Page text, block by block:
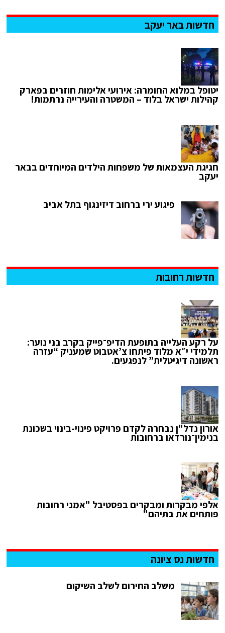
חדשות באר יעקב
יטופל במלוא החומרה: אירועי אלימות חוזרים בפארק
קהילות ישראל בלוד – המשטרה והעירייה נרתמות!
חגיגת העצמאות של משפחות הילדים המיוחדים בבאר
יעקב
פיגוע ירי ברחוב דיזינגוף בתל אביב
חדשות רחובות
על רקע העלייה בתופעת הדיפ־פייק בקרב בני נוער:
תלמידי י״א מלוד פיתחו צ’אטבוט שמעניק “עזרה
ראשונה דיגיטלית” לנפגעים.
אורון נדל"ן נבחרה לקדם פרויקט פינוי-בינוי בשכונת
בנימין־נורדאו ברחובות
אלפי מבקרות ומבקרים בפסטיבל "אמני רחובות
פותחים את בתיהם"
חדשות נס ציונה
משלב החירום לשלב השיקום